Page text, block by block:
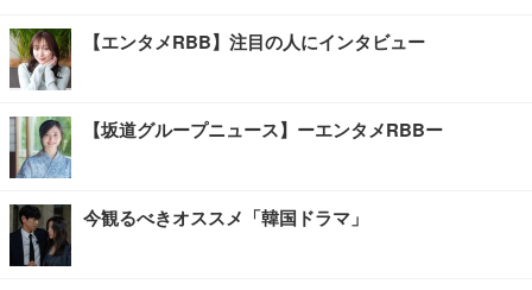
【エンタメRBB】注目の人にインタビュー
【坂道グループニュース】ーエンタメRBBー
今観るべきオススメ「韓国ドラマ」